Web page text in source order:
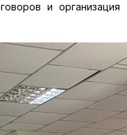
и организация